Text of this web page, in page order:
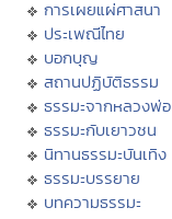
การเผยแผ่ศาสนา
ประเพณีไทย
บอกบุญ
สถานปฏิบัติธรรม
ธรรมะจากหลวงพ่อ
ธรรมะกับเยาวชน
นิทานธรรมะบันเทิง
ธรรมะบรรยาย
บทความธรรมะ